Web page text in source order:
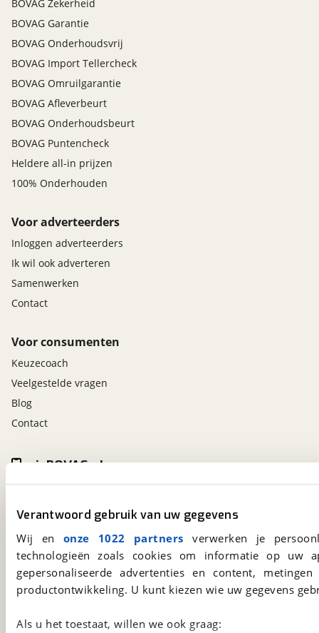
Verantwoord gebruik van uw gegevens
Wij en onze 1022 partners verwerken je
technologieën zoals cookies om informatie op
gepersonaliseerde advertenties en content,
productontwikkeling. U kunt kiezen wie uw gegevens
Als u het toestaat, willen we ook graag:
BOVAG Zekerheid
BOVAG Garantie
BOVAG Onderhoudsvrij
BOVAG Import Tellercheck
BOVAG Omruilgarantie
BOVAG Afleverbeurt
BOVAG Onderhoudsbeurt
BOVAG Puntencheck
Heldere all-in prijzen
100% Onderhouden
Voor adverteerders
Inloggen adverteerders
Ik wil ook adverteren
Samenwerken
Contact
Voor consumenten
Keuzecoach
Veelgestelde vragen
Blog
Contact
viaBOVAG.nl
Kosterijland
15
3981 AJBunnik
BOVAG
viaBOVAG.nl app
Altijd het meest recente aanbod bij de hand.